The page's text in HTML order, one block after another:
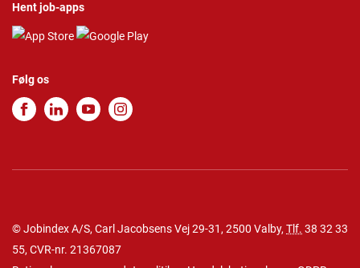
Hent job-apps
Følg os
© Jobindex A/S, Carl Jacobsens Vej 29-31, 2500 Valby, Tlf. 38 32 33
55, CVR-nr. 21367087